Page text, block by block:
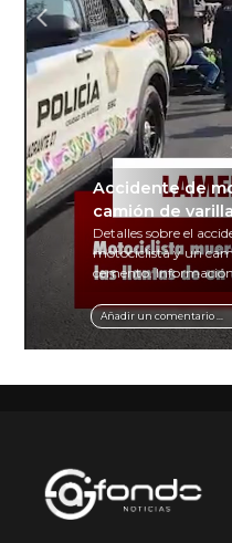
Añadir un comentario ...
Accidente de
camión de
Detalles sobre el
motociclista y un
cemento.
vial y